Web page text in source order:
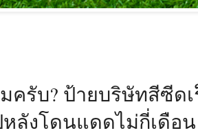
ครับ? ป้ายบริษัทสีซีด
ลังโดนแดดไม่กี่เดือ